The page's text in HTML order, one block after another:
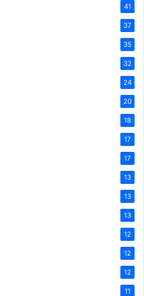
41
37
35
32
24
20
18
17
17
13
13
13
12
12
12
11